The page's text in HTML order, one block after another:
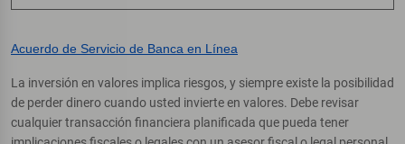
Acuerdo de Servicio de Banca en Línea
La inversión en valores implica riesgos, y siempre existe la posibilidad
de perder dinero cuando usted invierte en valores. Debe revisar
cualquier transacción financiera planificada que pueda tener